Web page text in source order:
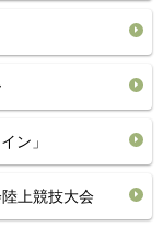
ン」
上競技大会